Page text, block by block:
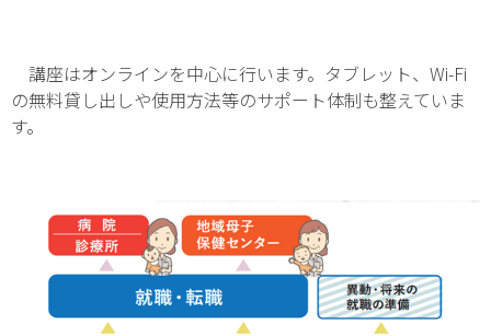
講座はオンラインを中心に行います。タブレット、Wi-Fi
の無料貸し出しや使用方法等のサポート体制も整えていま
す。